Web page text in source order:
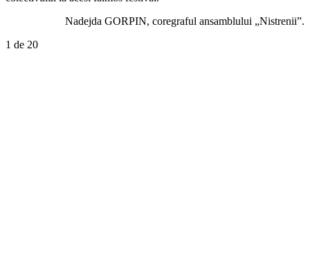
Nadejda GORPIN, coregraful ansamblului „Nistrenii”.
1 de 20